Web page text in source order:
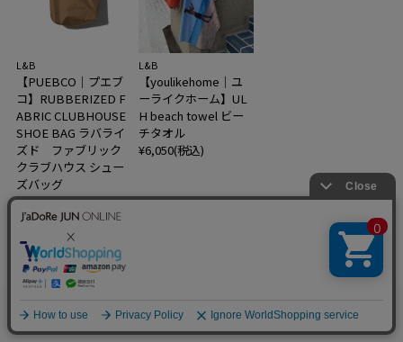
お気に入り
0
カート
L&B
【PUEBCO｜プエブ
コ】RUBBERIZED F
ABRIC CLUBHOUSE
SHOE BAG ラバライ
ズド ファブリック
クラブハウス シュー
ズバッグ
¥3,850(税込)
L&B
【youlikehome｜ユ
ーライクホーム】UL
H beach towel ビー
チタオル
¥6,050(税込)